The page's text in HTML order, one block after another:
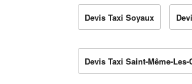
Devis Taxi Soyaux
Devis Taxi Saint-Même-Les-